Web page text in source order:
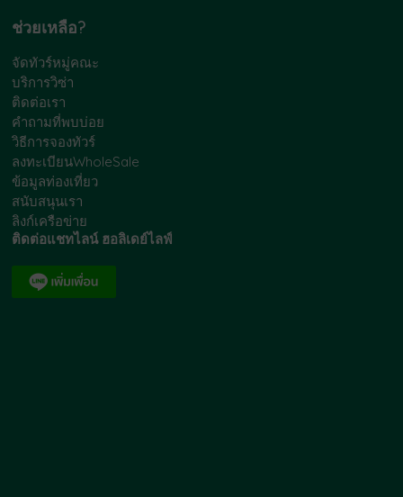
ช่วยเหลือ?
จัดทัวร์หมู่คณะ
บริการวิซ่า
ติดต่อเรา
คำถามที่พบบ่อย
วิธีการจองทัวร์
ลงทะเบียนWholeSale
ข้อมูลท่องเที่ยว
สนับสนุนเรา
ลิงก์เครือข่าย
ติดต่อแชทไลน์ ฮอลิเดย์ไลฟ์